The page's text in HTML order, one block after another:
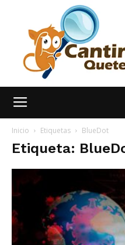
Inicio Etiquetas BlueDot
Etiqueta: